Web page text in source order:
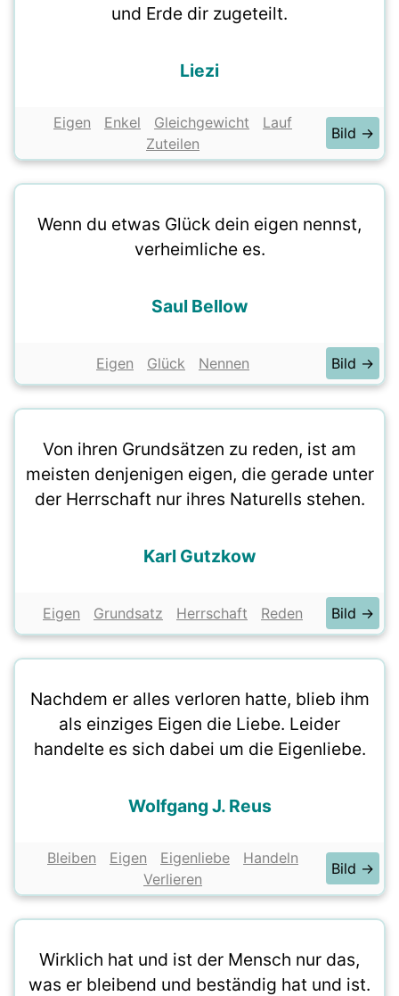
und Erde dir zugeteilt.
Liezi
Eigen Enkel Gleichgewicht
Lauf
Zuteilen
Bild →
Wenn du etwas Glück dein eigen nennst,
verheimliche es.
Saul Bellow
Eigen Glück Nennen Bild →
Von ihren Grundsätzen zu reden, ist am
meisten denjenigen eigen, die gerade unter
der Herrschaft nur ihres Naturells stehen.
Karl Gutzkow
Eigen Grundsatz Herrschaft Reden Bild →
Nachdem er alles verloren hatte, blieb ihm
als einziges Eigen die Liebe. Leider
handelte es sich dabei um die Eigenliebe.
Wolfgang J. Reus
Bleiben Eigen Eigenliebe
Handeln
Verlieren
Bild →
Wirklich hat und ist der Mensch nur das,
was er bleibend und beständig hat und ist.